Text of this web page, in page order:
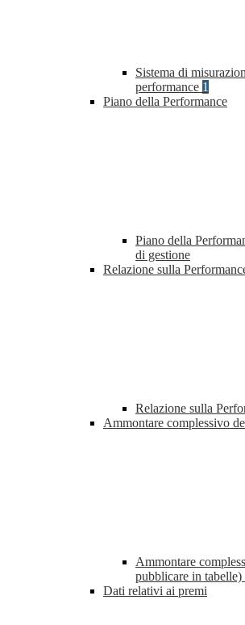
Sistema di
performance 1
Piano della Performance
Piano della
di gestione
Relazione sulla
Relazione sulla
Ammontare complessivo
Ammontare
pubblicare in tabelle)
Dati relativi ai premi